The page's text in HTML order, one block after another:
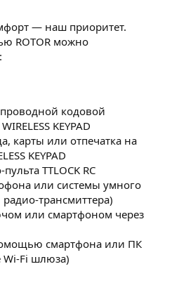
— наш приоритет.
ROTOR можно
кодовой
KEYPAD
карты или отпечатка на
KEYPAD
TTLOCK RC
или системы умного
трансмиттера)
или смартфоном через
смартфона или ПК
Wi-Fi шлюза)